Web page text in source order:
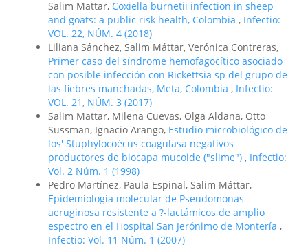
Salim Mattar, Coxiella burnetii infection in sheep
and goats: a public risk health, Colombia , Infectio:
VOL. 22, NÚM. 4 (2018)
Liliana Sánchez, Salim Máttar, Verónica Contreras,
Primer caso del síndrome hemofagocítico asociado
con posible infección con Rickettsia sp del grupo de
las fiebres manchadas, Meta, Colombia , Infectio:
VOL. 21, NÚM. 3 (2017)
Salim Mattar, Milena Cuevas, Olga Aldana, Otto
Sussman, Ignacio Arango, Estudio microbiológico de
los' Stuphylocoécus coagulasa negativos
productores de biocapa mucoide ("slime") , Infectio:
Vol. 2 Núm. 1 (1998)
Pedro Martínez, Paula Espinal, Salim Máttar,
Epidemiología molecular de Pseudomonas
aeruginosa resistente a ?-lactámicos de amplio
espectro en el Hospital San Jerónimo de Montería ,
Infectio: Vol. 11 Núm. 1 (2007)